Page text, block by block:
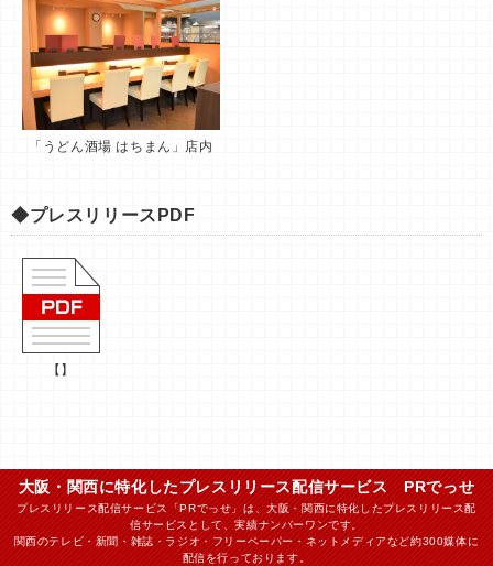
「うどん酒場 はちまん」店内
◆プレスリリースPDF
【】
大阪・関西に特化したプレスリリース配信サービス PRでっせ
プレスリリース配信サービス「PRでっせ」は、大阪・関西に特化したプレスリリース配
信サービスとして、実績ナンバーワンです。
関西のテレビ・新聞・雑誌・ラジオ・フリーペーパー・ネットメディアなど約300媒体に
配信を行っております。